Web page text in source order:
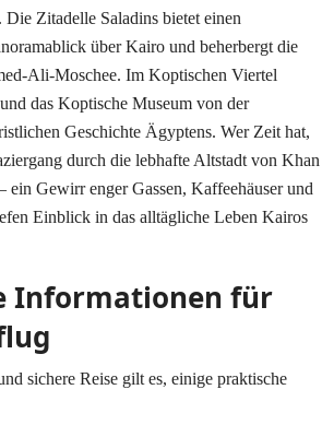
Die Zitadelle Saladins bietet einen
über Kairo und beherbergt die
Ali-Moschee. Im Koptischen Viertel
das Koptische Museum von der
Geschichte Ägyptens. Wer Zeit hat,
durch die lebhafte Altstadt von Khan
ein Gewirr enger Gassen, Kaffeehäuser und
Einblick in das alltägliche Leben Kairos
Informationen für
sichere Reise gilt es, einige praktische